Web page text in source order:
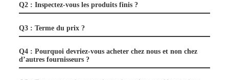
Q2 : Inspectez-vous les produits finis ?
Q3 : Terme du prix ?
Q4 : Pourquoi devriez-vous acheter chez nous et non chez
d’autres fournisseurs ?